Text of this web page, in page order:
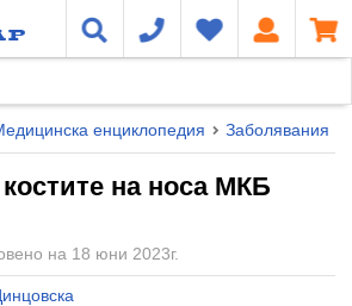
енциклопедия Заболявания
на носа МКБ
на 18 юни 2023г.